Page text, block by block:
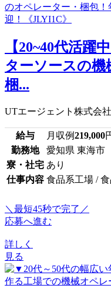
【20~40代活躍
ターソースの機
梱...
UTエージェント株式会社
給与 月収例219,000
勤務地
愛知県 東海市
寮・社宅 あり
仕事内容 食品系工場 /
＼最短45秒で完了／
応募へ進む
詳しく
見る